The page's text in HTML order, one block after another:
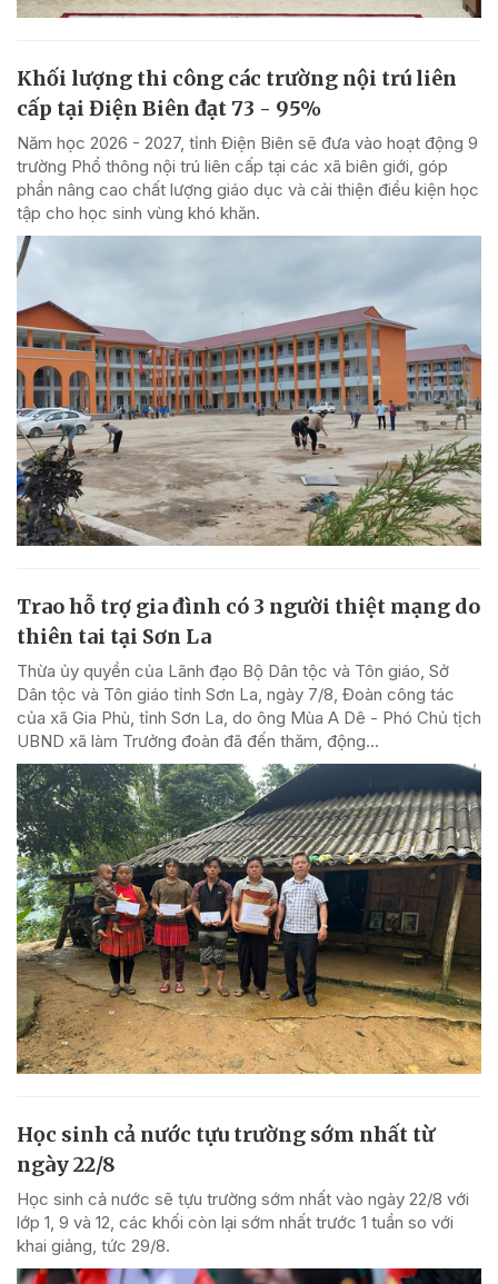
Khối lượng thi công các trường nội trú liên
cấp tại Điện Biên đạt 73 - 95%
Năm học 2026 - 2027, tỉnh Điện Biên sẽ đưa vào hoạt động 9
trường Phổ thông nội trú liên cấp tại các xã biên giới, góp
phần nâng cao chất lượng giáo dục và cải thiện điều kiện học
tập cho học sinh vùng khó khăn.
Trao hỗ trợ gia đình có 3 người thiệt mạng do
thiên tai tại Sơn La
Thừa ủy quyền của Lãnh đạo Bộ Dân tộc và Tôn giáo, Sở
Dân tộc và Tôn giáo tỉnh Sơn La, ngày 7/8, Đoàn công tác
của xã Gia Phù, tỉnh Sơn La, do ông Mùa A Dê - Phó Chủ tịch
UBND xã làm Trưởng đoàn đã đến thăm, động...
Học sinh cả nước tựu trường sớm nhất từ
ngày 22/8
Học sinh cả nước sẽ tựu trường sớm nhất vào ngày 22/8 với
lớp 1, 9 và 12, các khối còn lại sớm nhất trước 1 tuần so với
khai giảng, tức 29/8.